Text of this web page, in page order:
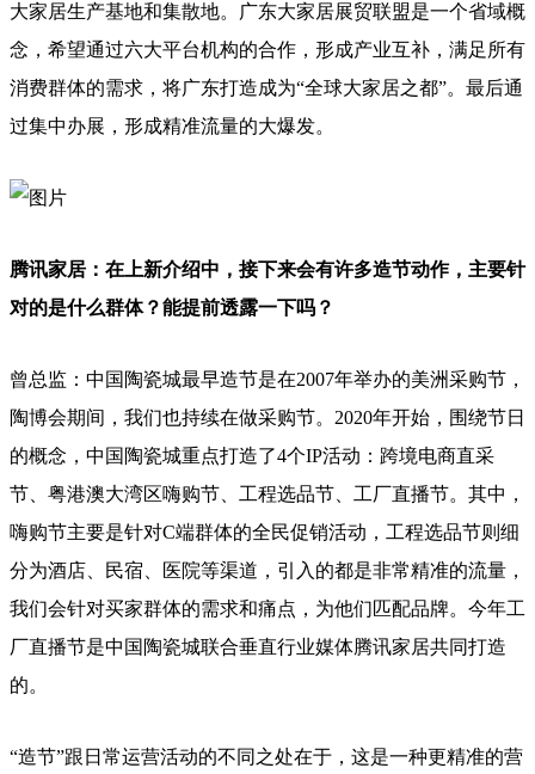
大家居生产基地和集散地。广东大家居展贸联盟是一个省域概
念，希望通过六大平台机构的合作，形成产业互补，满足所有
消费群体的需求，将广东打造成为“全球大家居之都”。最后通
过集中办展，形成精准流量的大爆发。
腾讯家居：在上新介绍中，接下来会有许多造节动作，主要针
对的是什么群体？能提前透露一下吗？
曾总监：中国陶瓷城最早造节是在2007年举办的美洲采购节，
陶博会期间，我们也持续在做采购节。2020年开始，围绕节日
的概念，中国陶瓷城重点打造了4个IP活动：跨境电商直采
节、粤港澳大湾区嗨购节、工程选品节、工厂直播节。其中，
嗨购节主要是针对C端群体的全民促销活动，工程选品节则细
分为酒店、民宿、医院等渠道，引入的都是非常精准的流量，
我们会针对买家群体的需求和痛点，为他们匹配品牌。今年工
厂直播节是中国陶瓷城联合垂直行业媒体腾讯家居共同打造
的。
“造节”跟日常运营活动的不同之处在于，这是一种更精准的营